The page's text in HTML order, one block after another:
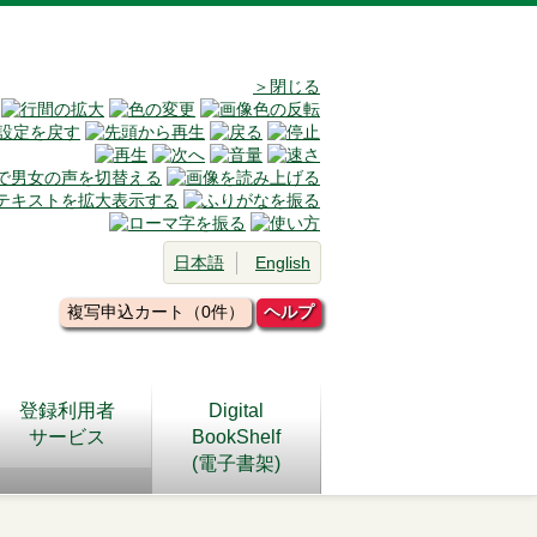
＞閉じる
日本語 English
複写申込カート（0件） ヘルプ
登録利用者
サービス
Digital
BookShelf
(電子書架)